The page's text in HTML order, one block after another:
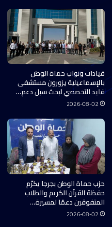
قيادات ونواب حماة الوطن
بالإسماعيلية يزورون مستشفى
فايد التخصصي لبحث سبل دعم…
2026-08-02
حزب حماة الوطن بجرجا يكرّم
حفظة القرآن الكريم والطلاب
المتفوقين دعمًا لمسيرة…
2026-08-02